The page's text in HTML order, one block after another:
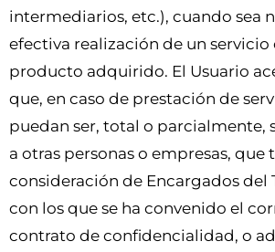
intermediarios, etc.), cuando sea
efectiva realización de un
producto adquirido. El Usuario
que, en caso de prestación de
puedan ser, total o parcialmente,
a otras personas o empresas, que
consideración de Encargados del
con los que se ha convenido el
contrato de confidencialidad, o